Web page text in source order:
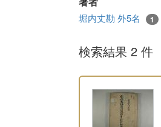
堀内丈勘 外5名 1
検索結果 2 件